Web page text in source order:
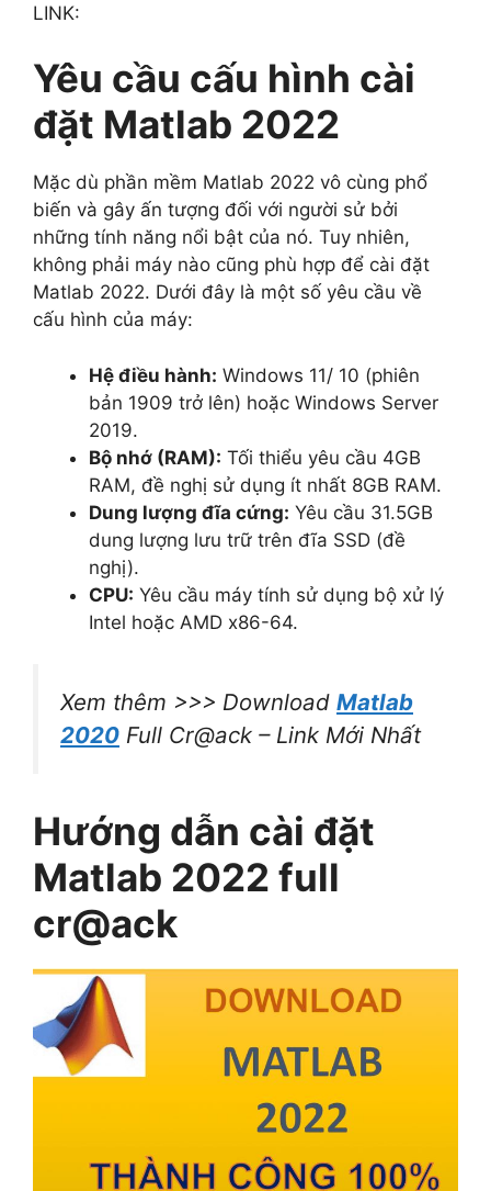
LINK:
Yêu cầu cấu hình cài
đặt Matlab 2022
Mặc dù phần mềm Matlab 2022 vô cùng phổ
biến và gây ấn tượng đối với người sử bởi
những tính năng nổi bật của nó. Tuy nhiên,
không phải máy nào cũng phù hợp để cài đặt
Matlab 2022. Dưới đây là một số yêu cầu về
cấu hình của máy:
Hệ điều hành: Windows 11/ 10 (phiên
bản 1909 trở lên) hoặc Windows Server
2019.
Bộ nhớ (RAM): Tối thiểu yêu cầu 4GB
RAM, đề nghị sử dụng ít nhất 8GB RAM.
Dung lượng đĩa cứng: Yêu cầu 31.5GB
dung lượng lưu trữ trên đĩa SSD (đề
nghị).
CPU: Yêu cầu máy tính sử dụng bộ xử lý
Intel hoặc AMD x86-64.
Xem thêm >>> Download Matlab
2020 Full Cr@ack – Link Mới Nhất
Hướng dẫn cài đặt
Matlab 2022 full
cr@ack